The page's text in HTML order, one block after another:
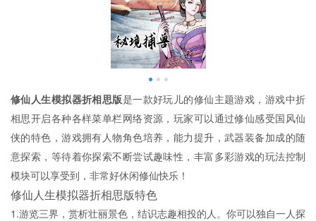
修仙人生模拟器折相思版是一款好玩儿的修仙主题游戏，游戏中折
相思开启各种各样菜单栏网络资源，玩家可以通过修仙感受国风仙
侠的特色，游戏拥有人物角色培养，能力提升，武器装备加成的随
意探索，等待着你探索不断尝试趣味性，丰富多彩游戏的玩法控制
模块可以享受到，非常好休闲修仙快乐！
修仙人生模拟器折相思版特色
1.游览三界，赏析壮丽景色，结识志趣相投的人。你可以独自一人探